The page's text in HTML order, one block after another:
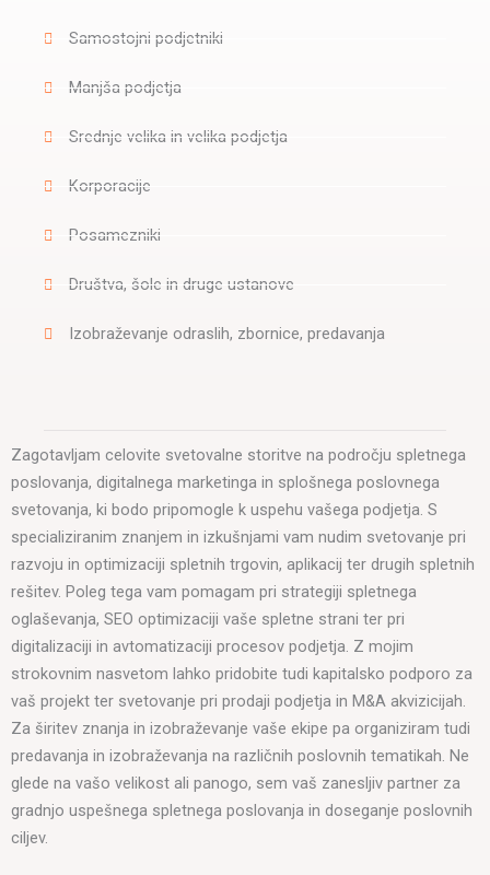
Samostojni podjetniki
Manjša podjetja
Srednje velika in velika podjetja
Korporacije
Posamezniki
Društva, šole in druge ustanove
Izobraževanje odraslih, zbornice, predavanja
Zagotavljam celovite svetovalne storitve na področju spletnega
poslovanja, digitalnega marketinga in splošnega poslovnega
svetovanja, ki bodo pripomogle k uspehu vašega podjetja. S
specializiranim znanjem in izkušnjami vam nudim svetovanje pri
razvoju in optimizaciji spletnih trgovin, aplikacij ter drugih spletnih
rešitev. Poleg tega vam pomagam pri strategiji spletnega
oglaševanja, SEO optimizaciji vaše spletne strani ter pri
digitalizaciji in avtomatizaciji procesov podjetja. Z mojim
strokovnim nasvetom lahko pridobite tudi kapitalsko podporo za
vaš projekt ter svetovanje pri prodaji podjetja in M&A akvizicijah.
Za širitev znanja in izobraževanje vaše ekipe pa organiziram tudi
predavanja in izobraževanja na različnih poslovnih tematikah. Ne
glede na vašo velikost ali panogo, sem vaš zanesljiv partner za
gradnjo uspešnega spletnega poslovanja in doseganje poslovnih
ciljev.